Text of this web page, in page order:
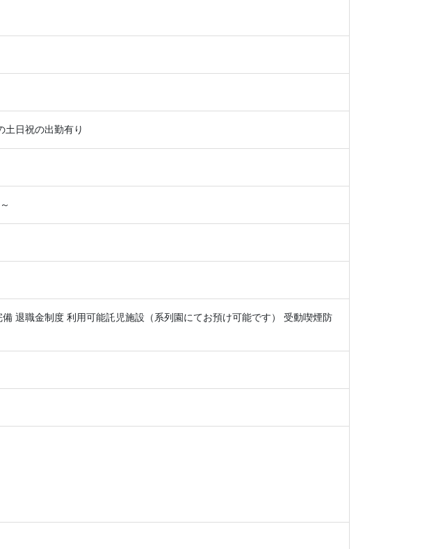
日祝の出勤有り
退職金制度 利用可能託児施設（系列園にてお預け可能です） 受動喫煙防